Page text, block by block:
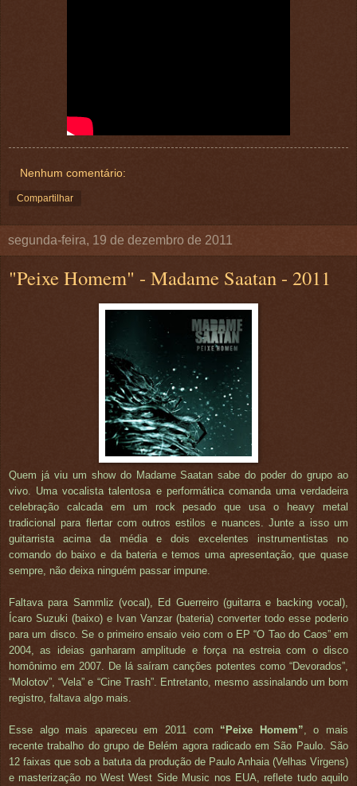
Nenhum comentário:
Compartilhar
segunda-feira, 19 de dezembro de 2011
"Peixe Homem" - Madame Saatan - 2011
Quem já viu um show do Madame Saatan sabe do poder do grupo ao
vivo. Uma vocalista talentosa e performática comanda uma verdadeira
celebração calcada em um rock pesado que usa o heavy metal
tradicional para flertar com outros estilos e nuances. Junte a isso um
guitarrista acima da média e dois excelentes instrumentistas no
comando do baixo e da bateria e temos uma apresentação, que quase
sempre, não deixa ninguém passar impune.
Faltava para Sammliz (vocal), Ed Guerreiro (guitarra e backing vocal),
Ícaro Suzuki (baixo) e Ivan Vanzar (bateria) converter todo esse poderio
para um disco. Se o primeiro ensaio veio com o EP “O Tao do Caos” em
2004, as ideias ganharam amplitude e força na estreia com o disco
homônimo em 2007. De lá saíram canções potentes como “Devorados”,
“Molotov”, “Vela” e “Cine Trash”. Entretanto, mesmo assinalando um bom
registro, faltava algo mais.
Esse algo mais apareceu em 2011 com “Peixe Homem” , o mais
recente trabalho do grupo de Belém agora radicado em São Paulo. São
12 faixas que sob a batuta da produção de Paulo Anhaia (Velhas Virgens)
e masterização no West West Side Music nos EUA, reflete tudo aquilo